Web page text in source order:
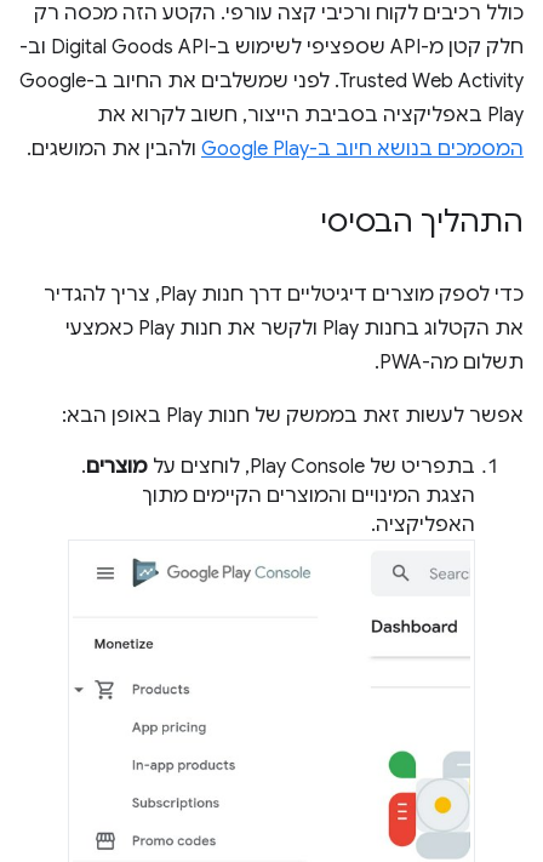
כולל רכיבים לקוח ורכיבי קצה עורפי. הקטע הזה מכסה רק
חלק קטן מ-API שספציפי לשימוש ב-Digital Goods API וב-
Trusted Web Activity. לפני שמשלבים את החיוב ב-Google
Play באפליקציה בסביבת הייצור, חשוב לקרוא את
המסמכים בנושא חיוב ב-Google Play
ולהבין את המושגים.
התהליך הבסיסי
כדי לספק מוצרים דיגיטליים דרך חנות Play, צריך להגדיר
את הקטלוג בחנות Play ולקשר את חנות Play כאמצעי
תשלום מה-PWA.
אפשר לעשות זאת בממשק של חנות Play באופן הבא:
בתפריט של Play Console, לוחצים על מוצרים.
הצגת המינויים והמוצרים הקיימים מתוך
האפליקציה.